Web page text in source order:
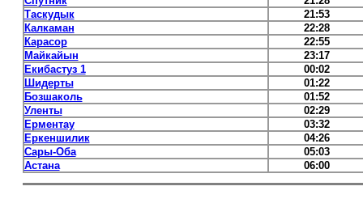
Таскудык
21:53
Калкаман
22:28
Карасор
22:55
Майкайын
23:17
Екибастуз 1
00:02
Шидерты
01:22
Бозшаколь
01:52
Уленты
02:29
Ерментау
03:32
Еркеншилик
04:26
Сары-Оба
05:03
Астана
06:00